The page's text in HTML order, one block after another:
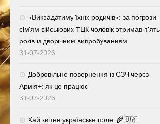
«Викрадатиму їхніх родичів»: за погрози
сім’ям військових ТЦК чоловік отримав п’ять
років із дворічним випробуванням
31-07-2026
Добровільне повернення із СЗЧ через
Армія+: як це працює
31-07-2026
Хай квітне українське поле. 🌾🇺🇦